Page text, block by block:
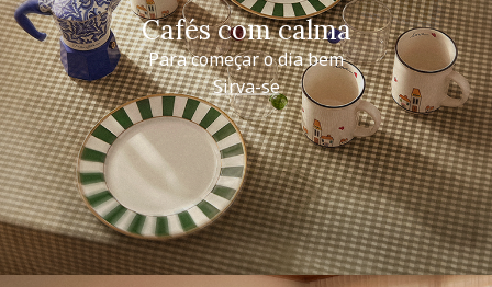
Cafés com calma
Para começar o dia bem
Sirva-se